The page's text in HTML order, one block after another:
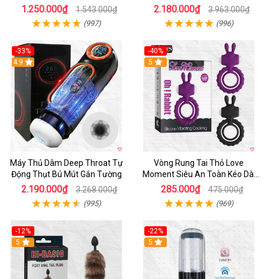
hoàn hảo
1.250.000₫ 1.543.000₫
(997)
Sạc Pin
2.180.000₫ 3.963.000₫
(996)
-33%
Hot
4.9
Máy Thủ Dâm Deep Throat Tự
Động Thụt Bú Mút Gắn Tường
2.190.000₫ 3.268.000₫
(995)
-40%
5
Vòng Rung Tai Thỏ Love
Moment Siêu An Toàn Kéo Dài
Thời Gian
285.000₫ 475.000₫
(969)
-12%
Hot
5
-22%
5